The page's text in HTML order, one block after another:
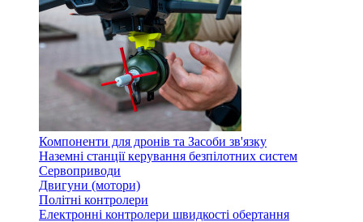
Компоненти для дронів та Засоби зв'язку
Наземні станції керування безпілотних систем
Сервоприводи
Двигуни (мотори)
Політні контролери
Електронні контролери швидкості обертання